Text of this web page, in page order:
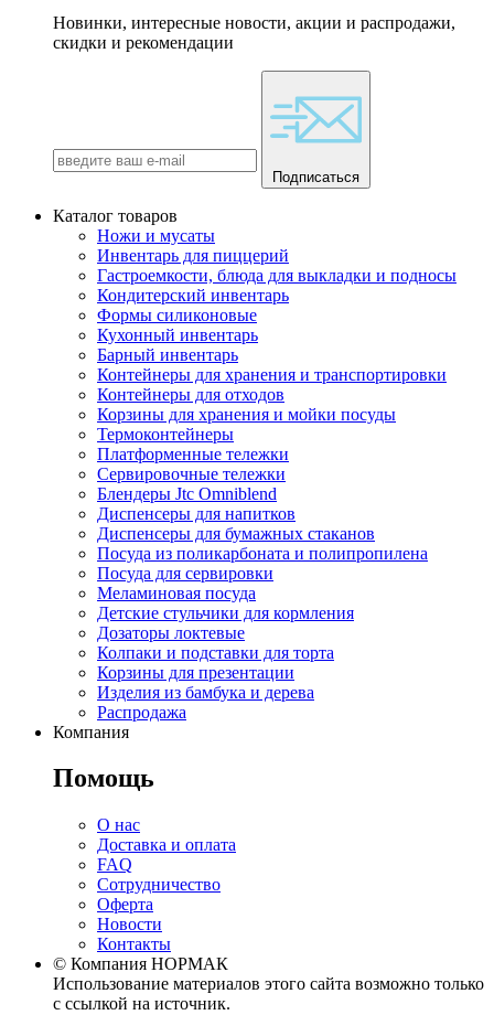
Новинки, интересные новости, акции и распродажи,
скидки и рекомендации
Подписаться
Каталог товаров
Ножи и мусаты
Инвентарь для пиццерий
Гастроемкости, блюда для выкладки и подносы
Кондитерский инвентарь
Формы силиконовые
Кухонный инвентарь
Барный инвентарь
Контейнеры для хранения и транспортировки
Контейнеры для отходов
Корзины для хранения и мойки посуды
Термоконтейнеры
Платформенные тележки
Сервировочные тележки
Блендеры Jtc Omniblend
Диспенсеры для напитков
Диспенсеры для бумажных стаканов
Посуда из поликарбоната и полипропилена
Посуда для сервировки
Меламиновая посуда
Детские стульчики для кормления
Дозаторы локтевые
Колпаки и подставки для торта
Корзины для презентации
Изделия из бамбука и дерева
Распродажа
Компания
Помощь
О нас
Доставка и оплата
FAQ
Сотрудничество
Оферта
Новости
Контакты
© Компания НОРМАК
Использование материалов этого сайта возможно только
с ссылкой на источник.